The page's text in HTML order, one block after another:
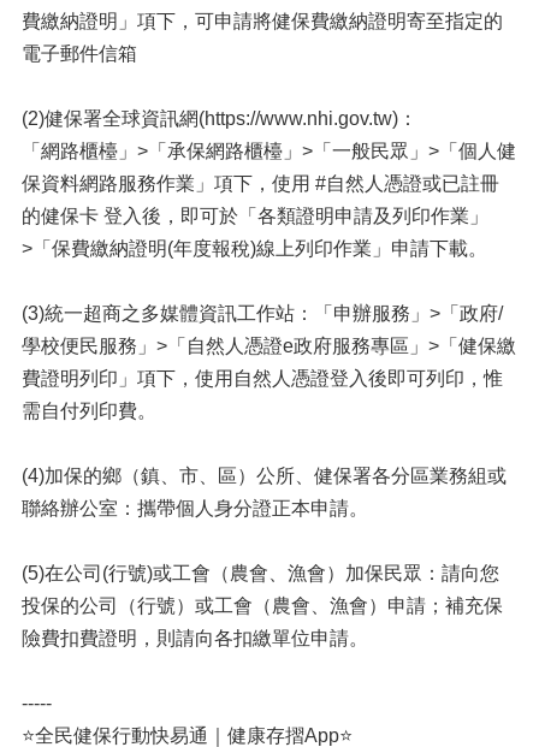
費繳納證明」項下，可申請將健保費繳納證明寄至指定的
電子郵件信箱
(2)健保署全球資訊網(https://www.nhi.gov.tw)：
「網路櫃檯」>「承保網路櫃檯」>「一般民眾」>「個人健
保資料網路服務作業」項下，使用 #自然人憑證或已註冊
的健保卡 登入後，即可於「各類證明申請及列印作業」
>「保費繳納證明(年度報稅)線上列印作業」申請下載。
(3)統一超商之多媒體資訊工作站：「申辦服務」>「政府/
學校便民服務」>「自然人憑證e政府服務專區」>「健保繳
費證明列印」項下，使用自然人憑證登入後即可列印，惟
需自付列印費。
(4)加保的鄉（鎮、市、區）公所、健保署各分區業務組或
聯絡辦公室：攜帶個人身分證正本申請。
(5)在公司(行號)或工會（農會、漁會）加保民眾：請向您
投保的公司（行號）或工會（農會、漁會）申請；補充保
險費扣費證明，則請向各扣繳單位申請。
-----
⭐全民健保行動快易通｜健康存摺App⭐